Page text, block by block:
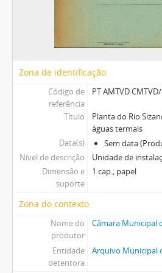
Zona de identificação
Código de
referência
PT AMTVD
Título
Planta do Rio
águas termais
Data(s)
Sem data
Nível de descrição
Unidade de
Dimensão e
suporte
1 cap.; papel
Zona do contexto
Nome do
produtor
Câmara Municipal
Entidade
detentora
Arquivo Municipal